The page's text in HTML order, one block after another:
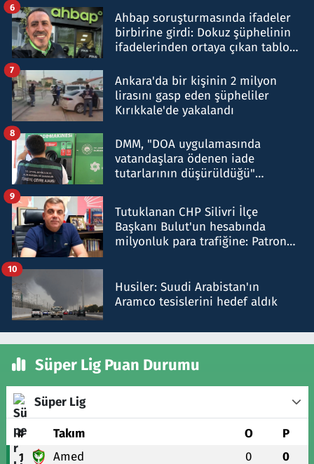
Ahbap soruşturmasında ifadeler
birbirine girdi: Dokuz şüphelinin
ifadelerinden ortaya çıkan tablo
6
Ankara'da bir kişinin 2 milyon
lirasını gasp eden şüpheliler
Kırıkkale'de yakalandı
7
DMM, "DOA uygulamasında
vatandaşlara ödenen iade
tutarlarının düşürüldüğü"
8
Tutuklanan CHP Silivri İlçe
Başkanı Bulut'un hesabında
milyonluk para trafiğine: Patron
9
Husiler: Suudi Arabistan'ın
Aramco tesislerini hedef aldık
10
Süper Lig Puan Durumu
Süper Lig
# Takım O P
1 Amed 0 0